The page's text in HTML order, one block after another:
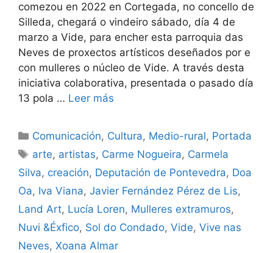
comezou en 2022 en Cortegada, no concello de
Silleda, chegará o vindeiro sábado, día 4 de
marzo a Vide, para encher esta parroquia das
Neves de proxectos artísticos deseñados por e
con mulleres o núcleo de Vide. A través desta
iniciativa colaborativa, presentada o pasado día
13 pola … Leer más
Comunicación, Cultura, Medio-rural, Portada
arte, artistas, Carme Nogueira, Carmela
Silva, creación, Deputación de Pontevedra, Doa
Oa, Iva Viana, Javier Fernández Pérez de Lis,
Land Art, Lucía Loren, Mulleres extramuros,
Nuvi &Éxfico, Sol do Condado, Vide, Vive nas
Neves, Xoana Almar